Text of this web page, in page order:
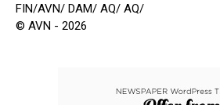
FIN/AVN/ DAM/ AQ/ AQ/
© AVN - 2026